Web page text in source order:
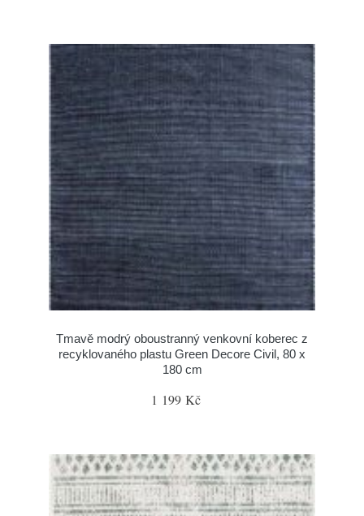
Tmavě modrý oboustranný venkovní koberec z
recyklovaného plastu Green Decore Civil, 80 x
180 cm
1 199 Kč